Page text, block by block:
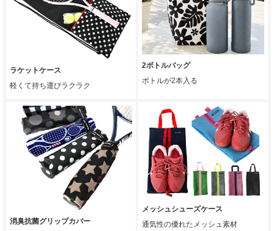
ラケットケース
軽くて持ち運びラクラク
2ボトルバッグ
ボトルが2本入る
消臭抗菌グリップカバー
メッシュシューズケース
通気性の優れたメッシュ素材